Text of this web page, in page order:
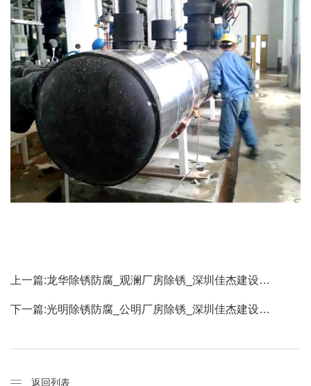
上一篇:龙华除锈防腐_观澜厂房除锈_深圳佳杰建设…
下一篇:光明除锈防腐_公明厂房除锈_深圳佳杰建设…
返回列表